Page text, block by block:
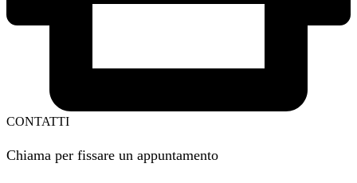
CONTATTI
Chiama per fissare un appuntamento